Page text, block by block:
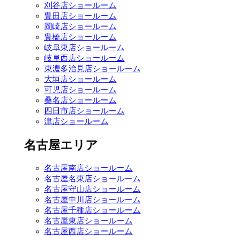
刈谷店ショールーム
豊田店ショールーム
岡崎店ショールーム
豊橋店ショールーム
岐阜東店ショールーム
岐阜西店ショールーム
東濃多治見店ショールーム
大垣店ショールーム
可児店ショールーム
桑名店ショールーム
四日市店ショールーム
津店ショールーム
名古屋エリア
名古屋南店ショールーム
名古屋名東店ショールーム
名古屋守山店ショールーム
名古屋中川店ショールーム
名古屋千種店ショールーム
名古屋東店ショールーム
名古屋西店ショールーム